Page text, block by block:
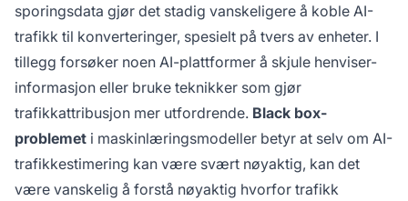
sporingsdata gjør det stadig vanskeligere å koble AI-
trafikk til konverteringer, spesielt på tvers av enheter. I
tillegg forsøker noen AI-plattformer å skjule henviser-
informasjon eller bruke teknikker som gjør
trafikkattribusjon mer utfordrende. Black box-
problemet i maskinlæringsmodeller betyr at selv om AI-
trafikkestimering kan være svært nøyaktig, kan det
være vanskelig å forstå nøyaktig hvorfor trafikk